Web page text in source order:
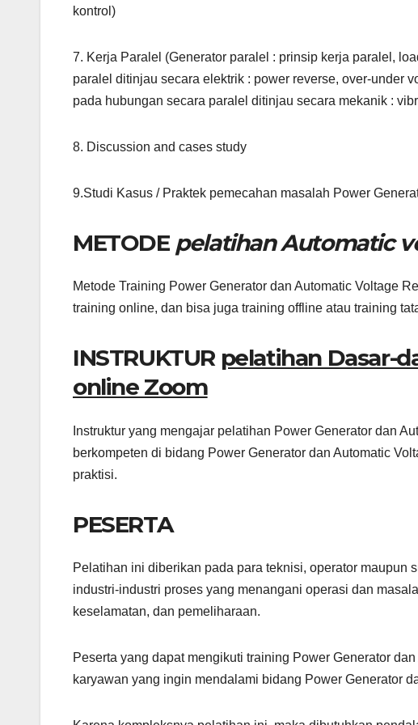
kontrol)
7. Kerja Paralel (Generator paralel : prinsip kerja paralel,
paralel ditinjau secara elektrik : power reverse, over-under
pada hubungan secara paralel ditinjau secara mekanik :
8. Discussion and cases study
9.Studi Kasus / Praktek pemecahan masalah Power
METODE pelatihan Automatic
Metode Training Power Generator dan Automatic Voltage
training online, dan bisa juga training offline atau training
INSTRUKTUR pelatihan Dasar-
online Zoom
Instruktur yang mengajar pelatihan Power Generator dan
berkompeten di bidang Power Generator dan Automatic
praktisi.
PESERTA
Pelatihan ini diberikan pada para teknisi, operator maupun
industri-industri proses yang menangani operasi dan
keselamatan, dan pemeliharaan.
Peserta yang dapat mengikuti training Power Generator
karyawan yang ingin mendalami bidang Power Generator